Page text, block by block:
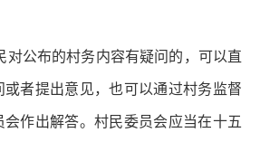
对公布的村务内容有疑问的，可以直
者提出意见，也可以通过村务监督
作出解答。村民委员会应当在十五